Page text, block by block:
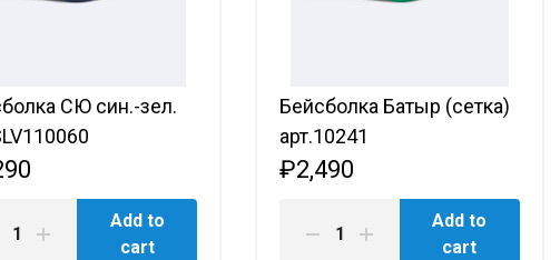
СЮ син.-зел.
Add to
cart
Бейсболка Батыр (сетка)
арт.10241
₽2,490
Add to
cart